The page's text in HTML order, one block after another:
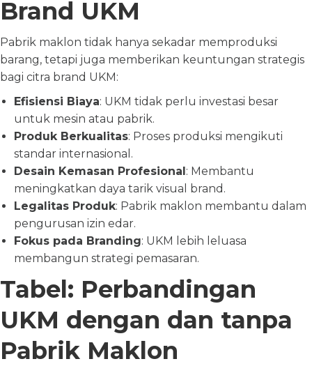
Brand UKM
Pabrik maklon tidak hanya sekadar memproduksi
barang, tetapi juga memberikan keuntungan strategis
bagi citra brand UKM:
Efisiensi Biaya: UKM tidak perlu investasi besar
untuk mesin atau pabrik.
Produk Berkualitas: Proses produksi mengikuti
standar internasional.
Desain Kemasan Profesional: Membantu
meningkatkan daya tarik visual brand.
Legalitas Produk: Pabrik maklon membantu dalam
pengurusan izin edar.
Fokus pada Branding: UKM lebih leluasa
membangun strategi pemasaran.
Tabel: Perbandingan
UKM dengan dan tanpa
Pabrik Maklon